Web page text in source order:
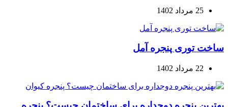
25 مرداد 1402
ساخت توری پنجره آمل
22 مرداد 1402